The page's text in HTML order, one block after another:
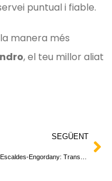
puntual i fiable.
manera més
, el teu millor aliat
SEGÜENT